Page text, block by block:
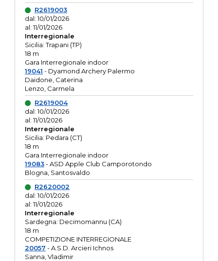
R2619003
dal: 10/01/2026
al: 11/01/2026
Interregionale
Sicilia: Trapani (TP)
18 m
Gara Interregionale indoor
19041 - Dyamond Archery Palermo
Daidone, Caterina
Lenzo, Carmela
R2619004
dal: 10/01/2026
al: 11/01/2026
Interregionale
Sicilia: Pedara (CT)
18 m
Gara Interregionale indoor
19083- ASD Apple Club Camporotondo
Blogna, Santosvaldo
R2620002
dal: 10/01/2026
al: 11/01/2026
Interregionale
Sardegna: Decimomannu (CA)
18 m
COMPETIZIONE INTERREGIONALE
20057 - A.S.D. Arcieri Ichnos
Sanna, Vladimir